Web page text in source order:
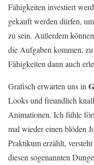
Fähigkeiten investiert
gekauft werden dürfen,
zu sein. Außerdem
die Aufgaben kommen,
Fähigkeiten dann auch
Grafisch erwarten uns in
Looks und freundlich
Animationen. Ich fühle
mal wieder einen blöden
Praktikum erzählt,
diesen sogenannten